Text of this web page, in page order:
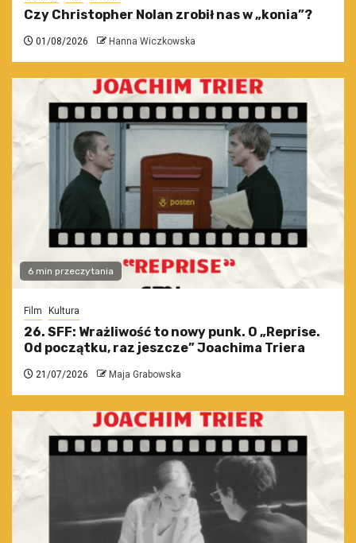
Czy Christopher Nolan zrobił nas w „konia”?
01/08/2026 Hanna Wiczkowska
6 min przeczytania
Film Kultura
26. SFF: Wrażliwość to nowy punk. O „Reprise.
Od początku, raz jeszcze” Joachima Triera
21/07/2026 Maja Grabowska